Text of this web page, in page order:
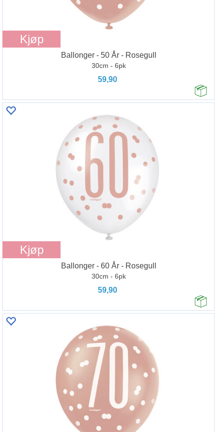
Kjøp
Ballonger - 50 År - Rosegull
30cm - 6pk
59,90
Kjøp
Ballonger - 60 År - Rosegull
30cm - 6pk
59,90